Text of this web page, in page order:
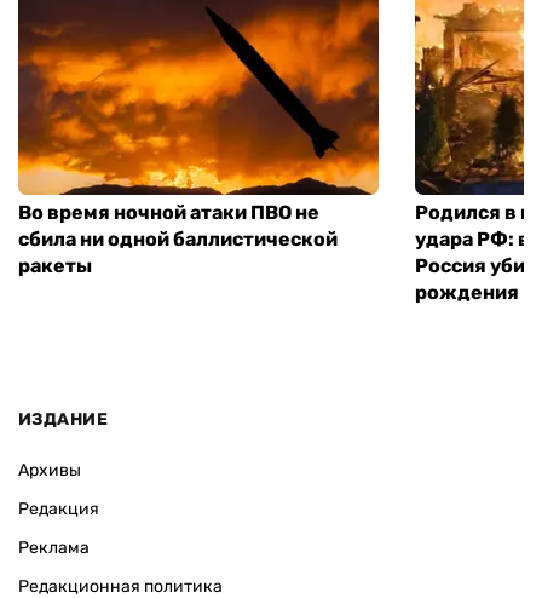
Во время ночной атаки ПВО не
сбила ни одной баллистической
ракеты
Родился в
удара РФ: в
Россия
рождения
ИЗДАНИЕ
Архивы
Редакция
Реклама
Редакционная политика